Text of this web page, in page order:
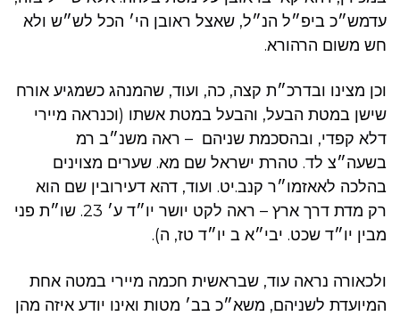
עדמש״כ ביפ״ל הנ״ל, שאצל ראובן הי׳ הכל לש״ש ולא
חש משום הרהורא.
וכן מצינו ובדרכ״ת קצה, כה, ועוד, שהמנהג כשמגיע אורח
שישן במטת הבעל, והבעל במטת אשתו (וכנראה מיירי
דלא קפדי, ובהסכמת שניהם – ראה משנ״ב רמ
בשעה״צ לד. טהרת ישראל שם מא. שערים מצוינים
בהלכה לאאזמו״ר קנב.יט. ועוד, דהא דעירובין שם הוא
רק מדת דרך ארץ – ראה לקט יושר יו״ד ע׳ 23. שו״ת פני
מבין יו״ד שכט. יבי״א ב יו״ד טז, ה).
ולכאורה נראה עוד, שבראשית חכמה מיירי במטה אחת
המיועדת לשניהם, משא״כ בב׳ מטות ואינו יודע איזה מהן